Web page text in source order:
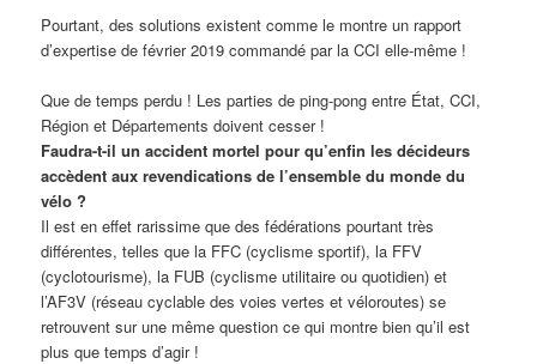
Pourtant, des solutions existent comme le montre un rapport
d’expertise de février 2019 commandé par la CCI elle-même !
Que de temps perdu ! Les parties de ping-pong entre État, CCI,
Région et Départements doivent cesser !
Faudra-t-il un accident mortel pour qu’enfin les décideurs
accèdent aux revendications de l’ensemble du monde du
vélo ?
Il est en effet rarissime que des fédérations pourtant très
différentes, telles que la FFC (cyclisme sportif), la FFV
(cyclotourisme), la FUB (cyclisme utilitaire ou quotidien) et
l’AF3V (réseau cyclable des voies vertes et véloroutes) se
retrouvent sur une même question ce qui montre bien qu’il est
plus que temps d’agir !